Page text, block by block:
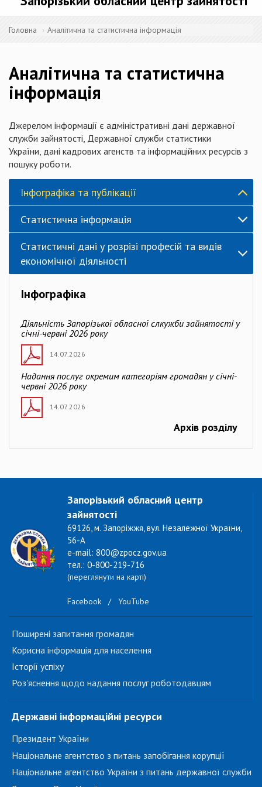
Головна Аналітична та статистична інформація
Аналітична та статистична
інформація
Джерелом інформації є адміністративні дані державної
служби зайнятості, Державної служби статистики
України, дані кадрових агенств та інформаційних ресурсів з
пошуку роботи.
Інфографіка та публікації
Статистична інформація
Статистичні дані у розрізі професій та видів
економічної діяльності
Інфографіка
Діяльність Запорізької обласної слкужби зайнятості у
січні-червні 2026 року
14.07.2026
Надання послуг окремим категоріям громадян у січні-
червні 2026 року
14.07.2026
Архів розділу
Запорізький обласний центр
зайнятості
69126, м. Запоріжжя, вул. Незалежної України,
56-А
e-mail: 800@zpocz.gov.ua
тел.: 0-800-219-716
(переглянути на карті)
Facebook / YouTube
Поширені запитання громадян
Корисна інформація для населення
Історії успіху
Роз'яснення щодо надання послуг роботодавцям
Державні інформаційні ресурси
Президент України
Національне агентство з питань запобігання корупції
Національне агентство України з питань державної служби